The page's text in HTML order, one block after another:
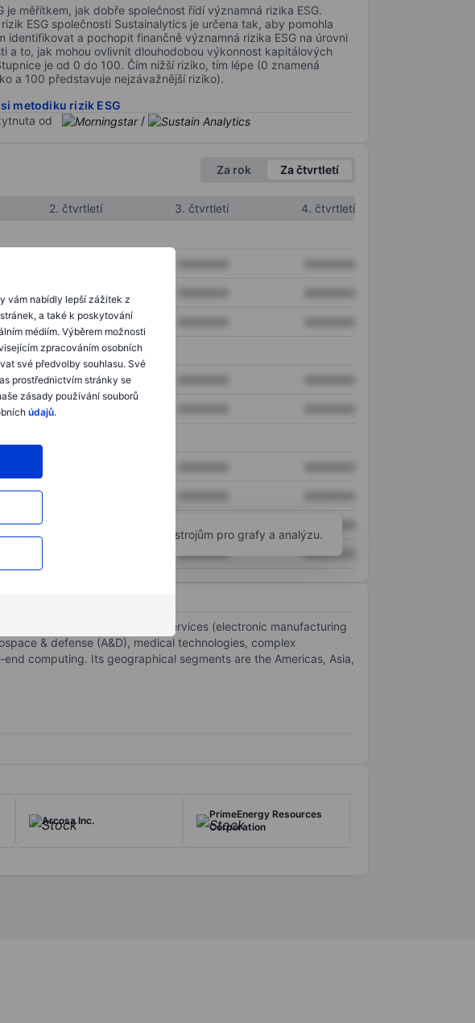
vám nabídly lepší zážitek z
a také k poskytování
médiím. Výběrem možnosti
zpracováním osobních
své předvolby souhlasu. Své
prostřednictvím stránky se
zásady používání souborů
údajů.
je měřítkem, jak dobře společnost řídí významná rizika ESG.
ESG společnosti Sustainalytics je určena tak, aby pomohla
identifikovat a pochopit finančně významná rizika ESG na úrovni
a to, jak mohou ovlivnit dlouhodobou výkonnost kapitálových
je od 0 do 100. Čím nižší riziko, tím lépe (0 znamená
a 100 představuje nejzávažnější riziko).
metodiku rizik ESG
od
/
Za rok Za čtvrtletí
2. čtvrtletí 3. čtvrtletí
4. čtvrtletí
XXXXXXX
XXXXXXX
XXXXXXX
XXXXXXX
XXXXXXX XXXXXXX
získejte přístup k pokročilým nástrojům pro grafy a analýzu.
and manufacturing services (electronic manufacturing
& defense (A&D), medical technologies, complex
computing. Its geographical segments are the Americas, Asia,
Arcosa Inc.
PrimeEnergy Resources
Corporation